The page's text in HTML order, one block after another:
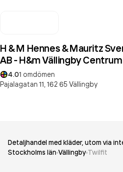
H & M Hennes & Mauritz
AB - H&m Vällingby Centrum
4.01 omdömen
Pajalagatan 11, 162 65 Vällingby
Detaljhandel med kläder, utom via
Stockholms län Vällingby Twilfit